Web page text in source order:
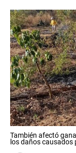
También afectó
los daños causados